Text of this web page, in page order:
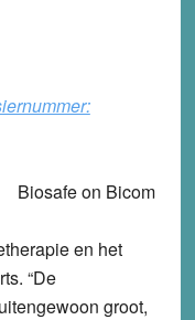
en het
“De
groot,